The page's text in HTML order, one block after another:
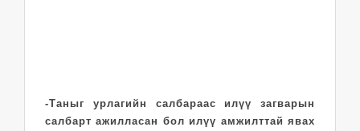
-Таныг урлагийн салбараас илүү загварын
салбарт ажилласан бол илүү амжилттай явах